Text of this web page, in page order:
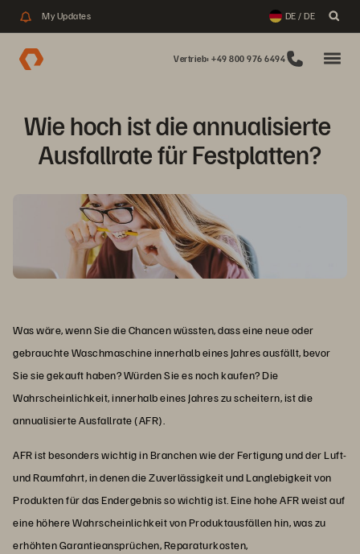
My Updates DE / DE
Vertrieb: +49 800 976 6494
Wie hoch ist die annualisierte
Ausfallrate für Festplatten?
Was wäre, wenn Sie die Chancen wüssten, dass eine neue oder
gebrauchte Waschmaschine innerhalb eines Jahres ausfällt, bevor
Sie sie gekauft haben? Würden Sie es noch kaufen? Die
Wahrscheinlichkeit, innerhalb eines Jahres zu scheitern, ist die
annualisierte Ausfallrate (AFR).
AFR ist besonders wichtig in Branchen wie der Fertigung und der Luft-
und Raumfahrt, in denen die Zuverlässigkeit und Langlebigkeit von
Produkten für das Endergebnis so wichtig ist. Eine hohe AFR weist auf
eine höhere Wahrscheinlichkeit von Produktausfällen hin, was zu
erhöhten Garantieansprüchen, Reparaturkosten,